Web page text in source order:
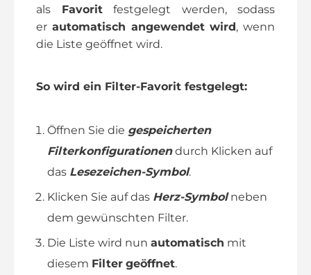
als Favoritfestgelegt werden, sodass
er automatisch angewendet wird, wenn
die Liste geöffnet wird.
So wird ein Filter-Favorit festgelegt:
Öffnen Sie die gespeicherten
Filterkonfigurationendurch Klicken auf
das Lesezeichen-Symbol.
Klicken Sie auf das Herz-Symbol neben
dem gewünschten Filter.
Die Liste wird nun automatisch mit
diesem Filter geöffnet.